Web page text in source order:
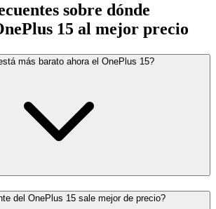
sobre dónde
15 al mejor precio
más barato ahora el OnePlus 15?
del OnePlus 15 sale mejor de precio?